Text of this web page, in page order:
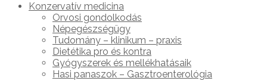
Konzervatív medicina
Orvosi gondolkodás
Népegészségügy
Tudomány – klinikum – praxis
Dietétika pro és kontra
Gyógyszerek és mellékhatásaik
Hasi panaszok – Gasztroenterológia